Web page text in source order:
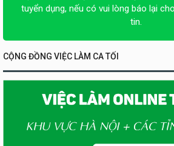
tuyển dụng, nếu có vui lòng báo lại
tin.
CỘNG ĐỒNG VIỆC LÀM CA TỐI